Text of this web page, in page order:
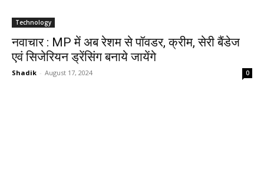
Technology
नवाचार : MP में अब रेशम से पॉवडर, क्रीम, सेरी बैंडेज
एवं सिजेरियन ड्रेंसिंग बनाये जायेंगे
Shadik - August 17, 2024 0